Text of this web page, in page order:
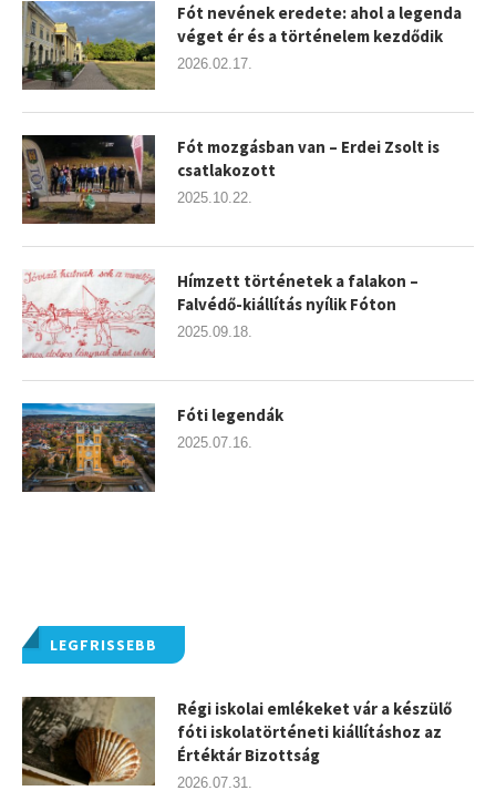
LEGFRISSEBB
Régi iskolai emlékeket vár a készülő
fóti iskolatörténeti kiállításhoz az
Értéktár Bizottság
2026.07.31.
Fót nevének eredete: ahol a legenda
véget ér és a történelem kezdődik
2026.02.17.
Fót mozgásban van – Erdei Zsolt is
csatlakozott
2025.10.22.
Hímzett történetek a falakon –
Falvédő-kiállítás nyílik Fóton
2025.09.18.
Fóti legendák
2025.07.16.